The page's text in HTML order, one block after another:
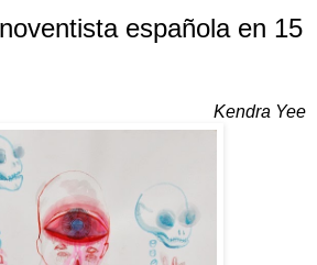
española en 15
Kendra Yee